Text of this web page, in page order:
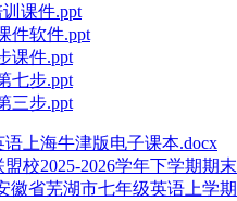
课件.ppt
件软件.ppt
课件.ppt
七步.ppt
三步.ppt
上海牛津版电子课本.docx
校2025-2026学年下学期期
徽省芜湖市七年级英语上学